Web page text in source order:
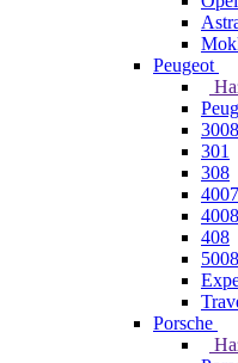
Peugeot
3008
301
308
4007
4008
408
5008
Porsche